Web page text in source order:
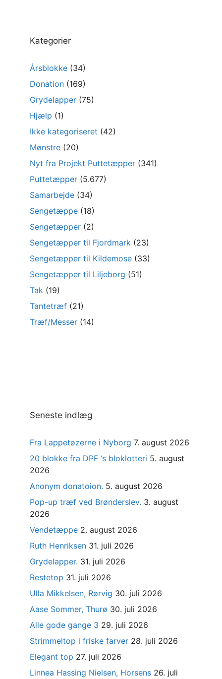
Kategorier
Årsblokke (34)
Donation (169)
Grydelapper (75)
Hjælp (1)
Ikke kategoriseret (42)
Mønstre (20)
Nyt fra Projekt Puttetæpper (341)
Puttetæpper (5.677)
Samarbejde (34)
Sengetæppe (18)
Sengetæpper (2)
Sengetæpper til Fjordmark (23)
Sengetæpper til Kildemose (33)
Sengetæpper til Liljeborg (51)
Tak (19)
Tantetræf (21)
Træf/Messer (14)
Seneste indlæg
Fra Lappetøzerne i Nyborg 7. august 2026
20 blokke fra DPF ‘s bloklotteri 5. august
2026
Anonym donatoion. 5. august 2026
Pop-up træf ved Brønderslev. 3. august
2026
Vendetæppe 2. august 2026
Ruth Henriksen 31. juli 2026
Grydelapper. 31. juli 2026
Restetop 31. juli 2026
Ulla Mikkelsen, Rørvig 30. juli 2026
Aase Sommer, Thurø 30. juli 2026
Alle gode gange 3 29. juli 2026
Strimmeltop i friske farver 28. juli 2026
Elegant top 27. juli 2026
Linnea Hassing Nielsen, Horsens 26. juli